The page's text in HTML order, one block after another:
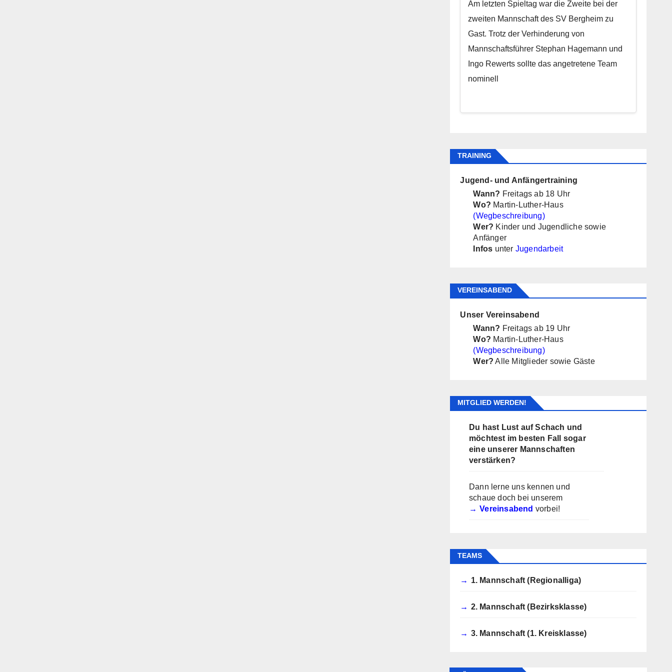
Am letzten Spieltag war die Zweite bei der
zweiten Mannschaft des SV Bergheim zu
Gast. Trotz der Verhinderung von
Mannschaftsführer Stephan Hagemann und
Ingo Rewerts sollte das angetretene Team
nominell
TRAINING
Jugend- und Anfängertraining
Wann? Freitags ab 18 Uhr
Wo? Martin-Luther-Haus
(Wegbeschreibung)
Wer? Kinder und Jugendliche sowie
Anfänger
Infos unter Jugendarbeit
VEREINSABEND
Unser Vereinsabend
Wann? Freitags ab 19 Uhr
Wo? Martin-Luther-Haus
(Wegbeschreibung)
Wer? Alle Mitglieder sowie Gäste
MITGLIED WERDEN!
Du hast Lust auf Schach und
möchtest im besten Fall sogar
eine unserer Mannschaften
verstärken?
Dann lerne uns kennen und
schaue doch bei unserem
Vereinsabend vorbei!
TEAMS
1. Mannschaft (Regionalliga)
2. Mannschaft (Bezirksklasse)
3. Mannschaft (1. Kreisklasse)